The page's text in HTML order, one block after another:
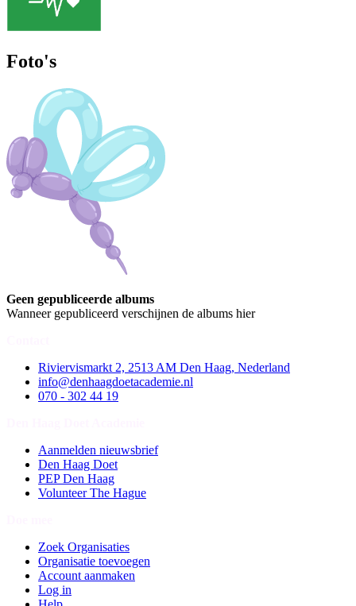
Foto's
Geen gepubliceerde albums
Wanneer gepubliceerd verschijnen de albums hier
Riviervismarkt 2, 2513 AM Den Haag, Nederland
info@denhaagdoetacademie.nl
070 - 302 44 19
Aanmelden nieuwsbrief
Den Haag Doet
PEP Den Haag
Volunteer The Hague
Zoek Organisaties
Organisatie toevoegen
Account aanmaken
Log in